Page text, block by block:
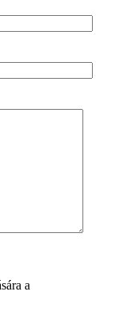
a